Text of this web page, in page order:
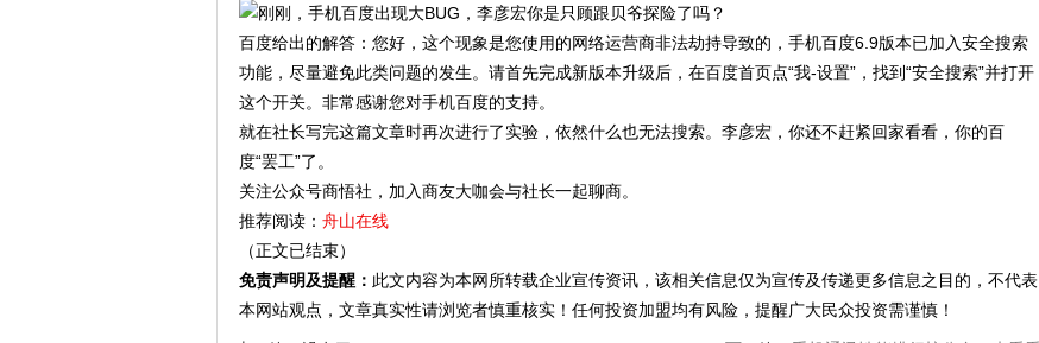
百度给出的解答：您好，这个现象是您使用的网络运营商非法劫持导致的，手机百度6.9版本已加入安全搜索
功能，尽量避免此类问题的发生。请首先完成新版本升级后，在百度首页点“我-设置”，找到“安全搜索”并打开
这个开关。非常感谢您对手机百度的支持。
就在社长写完这篇文章时再次进行了实验，依然什么也无法搜索。李彦宏，你还不赶紧回家看看，你的百
度“罢工”了。
关注公众号商悟社，加入商友大咖会与社长一起聊商。
推荐阅读： 舟山在线
（正文已结束）
免责声明及提醒： 此文内容为本网所转载企业宣传资讯，该相关信息仅为宣传及传递更多信息之目的，不代表
本网站观点，文章真实性请浏览者慎重核实！任何投资加盟均有风险，提醒广大民众投资需谨慎！